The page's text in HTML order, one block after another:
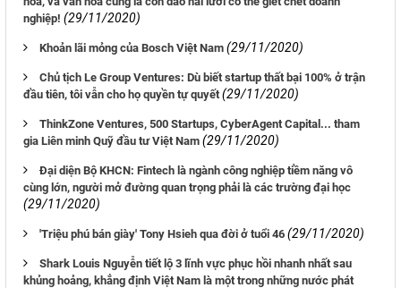
nghiệp! (29/11/2020)
Khoản lãi mỏng của Bosch Việt Nam (29/11/2020)
Chủ tịch Le Group Ventures: Dù biết startup thất bại 100% ở trận
đầu tiên, tôi vẫn cho họ quyền tự quyết (29/11/2020)
ThinkZone Ventures, 500 Startups, CyberAgent Capital... tham
gia Liên minh Quỹ đầu tư Việt Nam (29/11/2020)
Đại diện Bộ KHCN: Fintech là ngành công nghiệp tiềm năng vô
cùng lớn, người mở đường quan trọng phải là các trường đại học
(29/11/2020)
'Triệu phú bán giày' Tony Hsieh qua đời ở tuổi 46 (29/11/2020)
Shark Louis Nguyễn tiết lộ 3 lĩnh vực phục hồi nhanh nhất sau
khủng hoảng, khẳng định Việt Nam là một trong những nước phát